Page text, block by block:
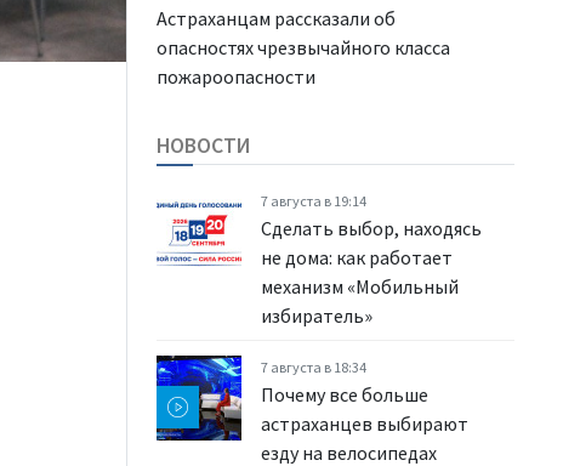
Астраханцам рассказали об
опасностях чрезвычайного класса
пожароопасности
НОВОСТИ
7 августа в 19:14
Сделать выбор, находясь
не дома: как работает
механизм «Мобильный
избиратель»
7 августа в 18:34
Почему все больше
астраханцев выбирают
езду на велосипедах